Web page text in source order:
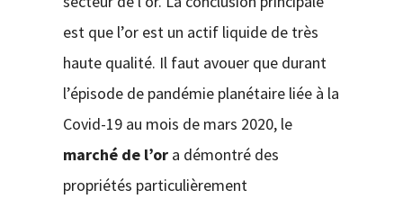
est que l’or est un actif liquide de très
haute qualité. Il faut avouer que durant
l’épisode de pandémie planétaire liée à la
Covid-19 au mois de mars 2020, le
marché de l’ora démontré des
propriétés particulièrement